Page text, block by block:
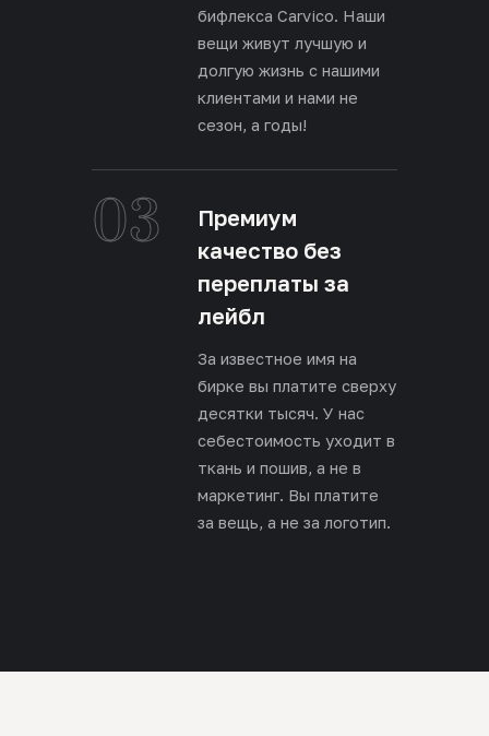
бифлекса Carvico. Наши
вещи живут лучшую и
долгую жизнь с нашими
клиентами и нами не
сезон, а годы!
03
Премиум
качество без
переплаты за
лейбл
За известное имя на
бирке вы платите сверху
десятки тысяч. У нас
себестоимость уходит в
ткань и пошив, а не в
маркетинг. Вы платите
за вещь, а не за логотип.